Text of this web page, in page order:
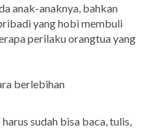
anak-anaknya, bahkan
yang hobi membuli
perilaku orangtua yang
berlebihan
sudah bisa baca, tulis,